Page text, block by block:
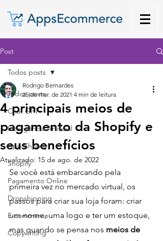
Post
Todos posts
Chat GPT
Inteligência Artificial
App Shopify
Shopify
Pagamento Online
Dropshipping
E-commerce
Copywriting
Todos posts
4 principais meios de
pagamento da Shopify e
seus benefícios
Rodrigo Bernardes
25 de mar. de 2021 4 min de leitura
Atualizado: 15 de ago. de 2022
Se você está embarcando pela
primeira vez no mercado virtual, os
passos para criar sua loja foram: criar
um nome, uma logo e ter um estoque,
mas quando se pensa nos meios de